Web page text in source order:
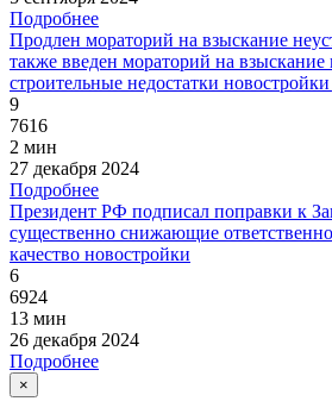
Подробнее
Продлен мораторий на взыскание
также введен мораторий на взыскание
строительные недостатки
9
7616
2 мин
27 декабря 2024
Подробнее
Президент РФ подписал поправки к
существенно снижающие
качество новостройки
6
6924
13 мин
26 декабря 2024
Подробнее
×